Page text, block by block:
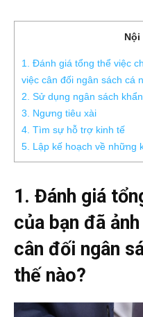
Nội
1. Đánh giá tổng thể việc
việc cân đối ngân sách cá
2. Sử dụng ngân sách
3. Ngưng tiêu xài
4. Tìm sự hỗ trợ kinh tế
5. Lập kế hoạch về những
1. Đánh giá
của bạn đã
cân đối ngân
thế nào?